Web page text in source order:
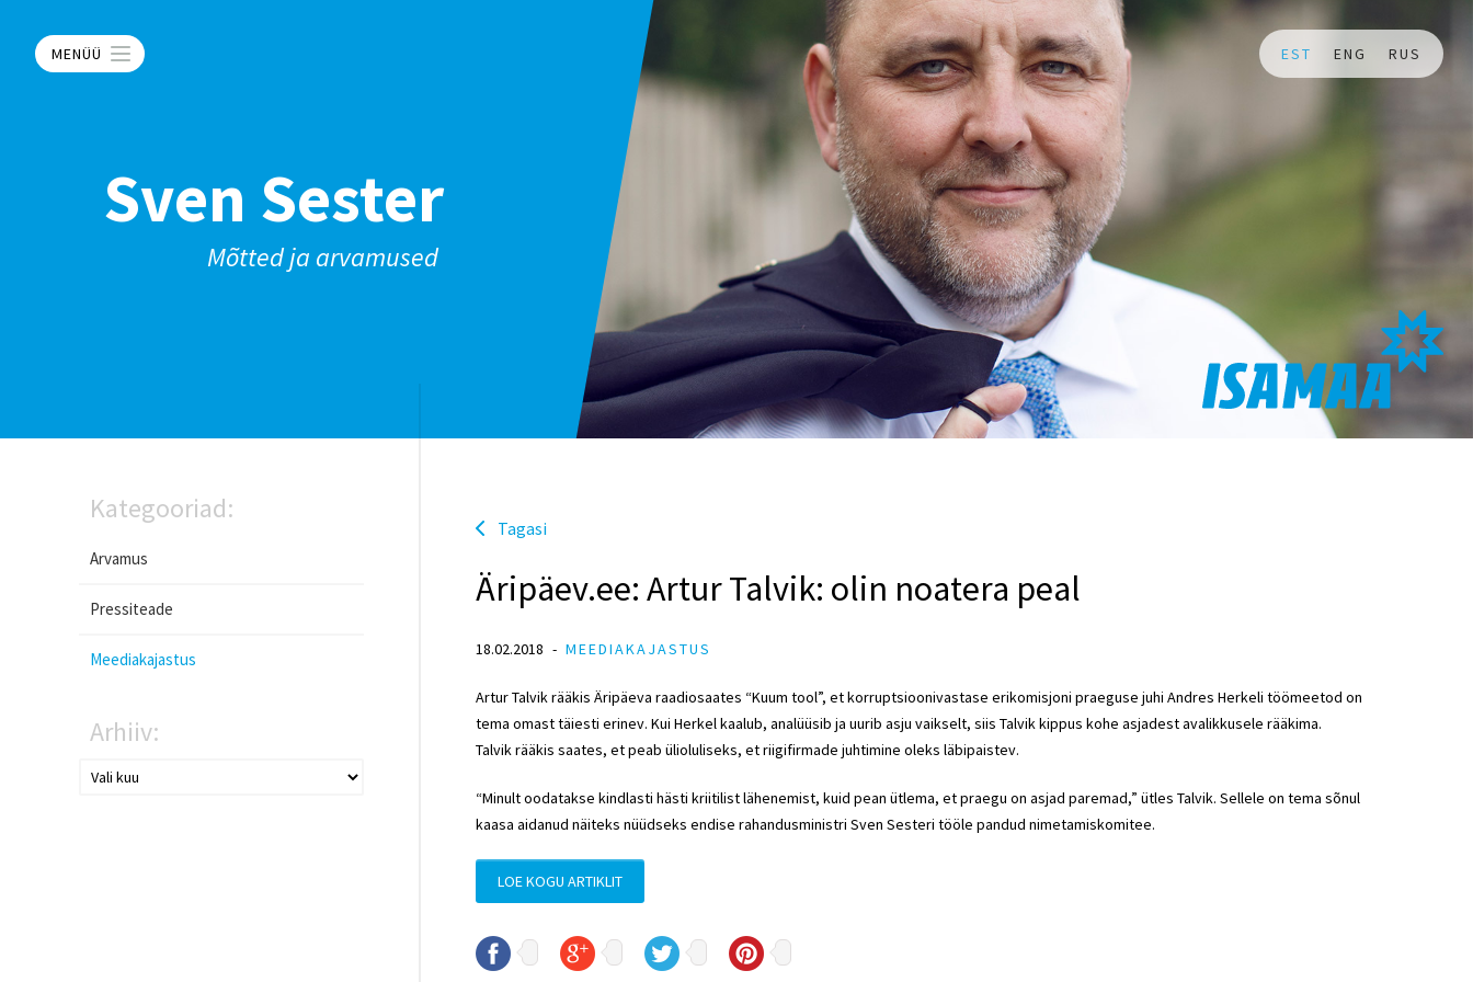
MENÜÜ EST ENG RUS
Sven Sester
Mõtted ja arvamused
Kategooriad:
Arvamus
Pressiteade
Meediakajastus
Arhiiv:
Tagasi
Äripäev.ee: Artur Talvik: olin noatera peal
18.02.2018 MEEDIAKAJASTUS
Artur Talvik rääkis Äripäeva raadiosaates “Kuum tool”, et korruptsioonivastase erikomisjoni praeguse juhi Andres Herkeli töömeetod on
tema omast täiesti erinev. Kui Herkel kaalub, analüüsib ja uurib asju vaikselt, siis Talvik kippus kohe asjadest avalikkusele rääkima.
Talvik rääkis saates, et peab ülioluliseks, et riigifirmade juhtimine oleks läbipaistev.
“Minult oodatakse kindlasti hästi kriitilist lähenemist, kuid pean ütlema, et praegu on asjad paremad,” ütles Talvik. Sellele on tema sõnul
kaasa aidanud näiteks nüüdseks endise rahandusministri Sven Sesteri tööle pandud nimetamiskomitee.
LOE KOGU ARTIKLIT